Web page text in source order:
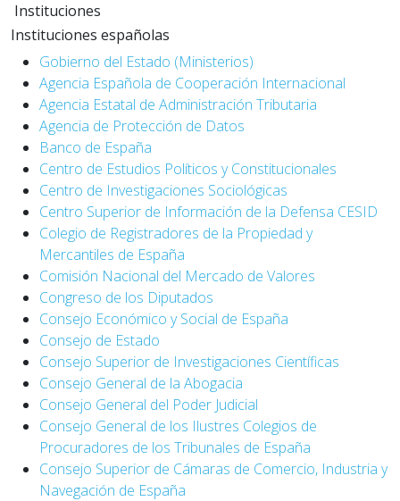
Instituciones
Instituciones españolas
Gobierno del Estado (Ministerios)
Agencia Española de Cooperación Internacional
Agencia Estatal de Administración Tributaria
Agencia de Protección de Datos
Banco de España
Centro de Estudios Políticos y Constitucionales
Centro de Investigaciones Sociológicas
Centro Superior de Información de la Defensa CESID
Colegio de Registradores de la Propiedad y
Mercantiles de España
Comisión Nacional del Mercado de Valores
Congreso de los Diputados
Consejo Económico y Social de España
Consejo de Estado
Consejo Superior de Investigaciones Científicas
Consejo General de la Abogacia
Consejo General del Poder Judicial
Consejo General de los Ilustres Colegios de
Procuradores de los Tribunales de España
Consejo Superior de Cámaras de Comercio, Industria y
Navegación de España